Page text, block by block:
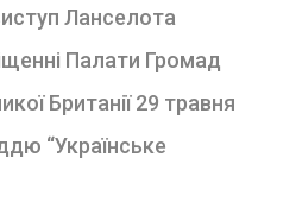
Ланселота
Палати Громад
Британiї 29 травня
“Українське